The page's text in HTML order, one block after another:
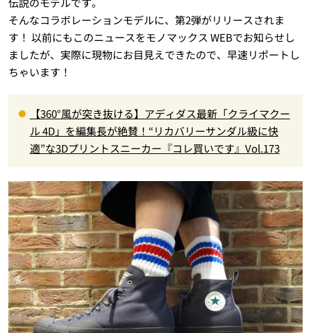
そんなコラボレーションモデルに、第2弾がリリースされま
す！ 以前にもこのニュースをモノマックス WEBでお知らせし
ましたが、実際に現物にお目見えできたので、早速リポートし
ちゃいます！
【360°風が突き抜ける】アディダス最新「クライマクー
ル 4D」を編集長が絶賛！“リカバリーサンダル級に快
適”な3Dプリントスニーカー『コレ買いです』Vol.173